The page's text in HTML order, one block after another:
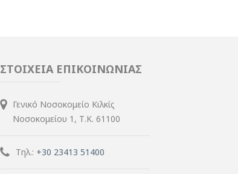
ΣΤΟΙΧΕΙΑ ΕΠΙΚΟΙΝΩΝΙΑΣ
Γενικό Νοσοκομείο Κιλκίς
Νοσοκομείου 1, Τ.Κ. 61100
Τηλ.: +30 23413 51400